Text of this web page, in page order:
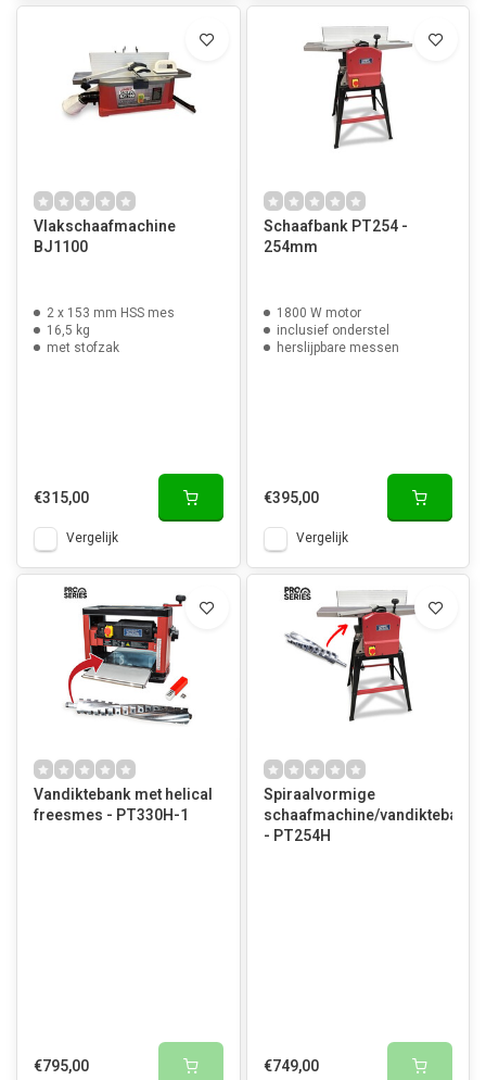
Vlakschaafmachine
BJ1100
2 x 153 mm HSS mes
16,5 kg
met stofzak
€315,00
Vergelijk
Schaafbank PT254 -
254mm
1800 W motor
inclusief onderstel
herslijpbare messen
€395,00
Vergelijk
Vandiktebank met helical
freesmes - PT330H-1
€795,00
Spiraalvormige
schaafmachine/vandiktebank
- PT254H
€749,00